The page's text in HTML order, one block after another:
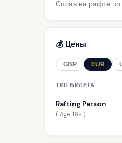
Сплав на рафте
💰 Цены
GBP EUR
ТИП БИЛЕТА
Rafting Person
( Age 16+ )